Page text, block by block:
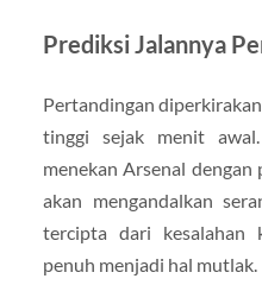
Prediksi Jalannya
Pertandingan
tinggi sejak menit
menekan Arsenal dengan
akan mengandalkan
tercipta dari kesalahan
penuh menjadi hal mutlak.